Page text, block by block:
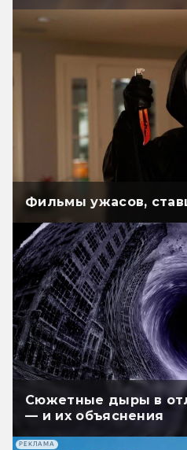
Фильмы ужасов,
Сюжетные дыры в
— и их объяснения
РЕКЛАМА